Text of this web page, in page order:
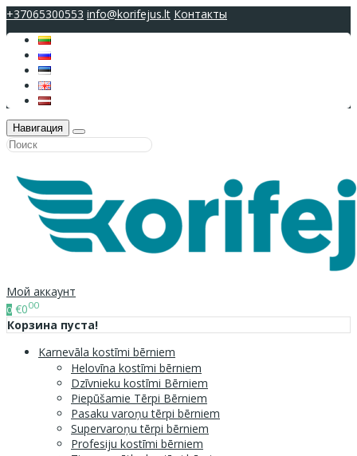
+37065300553 info@korifejus.lt Контакты
Навигация
Мой аккаунт
0 €000
Корзина пуста!
Karnevāla kostīmi bērniem
Helovīna kostīmi bērniem
Dzīvnieku kostīmi Bērniem
Piepūšamie Tērpi Bērniem
Pasaku varoņu tērpi bērniem
Supervaroņu tērpi bērniem
Profesiju kostīmi bērniem